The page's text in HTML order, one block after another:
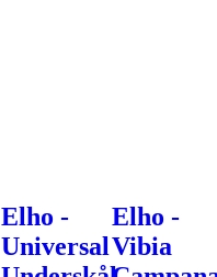
Elho -
Universal
Elho -
Vibia